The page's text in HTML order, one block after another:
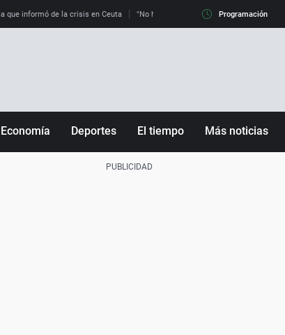
que informó de la crisis en Ceuta "No hay mafias, que no nos engañen":
Programación
Economía Deportes El tiempo Más noticias